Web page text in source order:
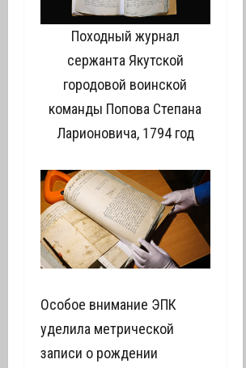
Походный журнал
сержанта Якутской
городовой воинской
команды Попова Степана
Ларионовича, 1794 год
Особое внимание ЭПК
уделила метрической
записи о рождении